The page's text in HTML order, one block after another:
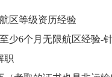
区等级资历经验
少6个月无限航区经验-
职